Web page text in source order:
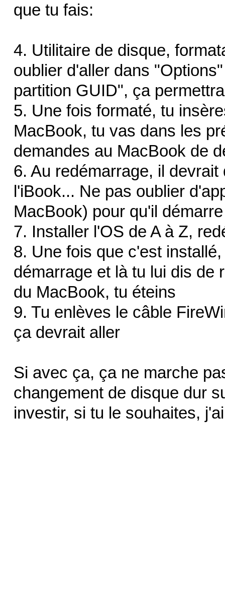
que tu fais:
4. Utilitaire de disque,
oublier d'aller dans
partition GUID", ça
5. Une fois formaté, tu
MacBook, tu vas dans les
demandes au MacBook de
6. Au redémarrage, il
l'iBook... Ne pas oublier
MacBook) pour qu'il
7. Installer l'OS de A à Z,
8. Une fois que c'est
démarrage et là tu lui dis de
du MacBook, tu éteins
9. Tu enlèves le câble
ça devrait aller
Si avec ça, ça ne marche
changement de disque dur
investir, si tu le souhaites,